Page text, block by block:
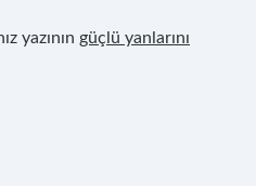
yazının güçlü yanlarını